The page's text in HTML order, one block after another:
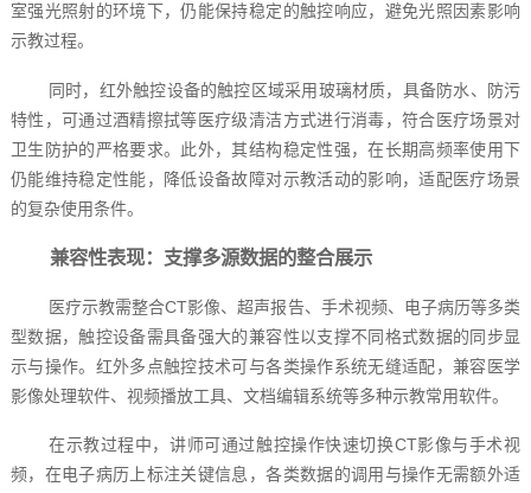
室强光照射的环境下，仍能保持稳定的触控响应，避免光照因素影响
示教过程。
同时，红外触控设备的触控区域采用玻璃材质，具备防水、防污
特性，可通过酒精擦拭等医疗级清洁方式进行消毒，符合医疗场景对
卫生防护的严格要求。此外，其结构稳定性强，在长期高频率使用下
仍能维持稳定性能，降低设备故障对示教活动的影响，适配医疗场景
的复杂使用条件。
兼容性表现：支撑多源数据的整合展示
医疗示教需整合CT影像、超声报告、手术视频、电子病历等多类
型数据，触控设备需具备强大的兼容性以支撑不同格式数据的同步显
示与操作。红外多点触控技术可与各类操作系统无缝适配，兼容医学
影像处理软件、视频播放工具、文档编辑系统等多种示教常用软件。
在示教过程中，讲师可通过触控操作快速切换CT影像与手术视
频，在电子病历上标注关键信息，各类数据的调用与操作无需额外适